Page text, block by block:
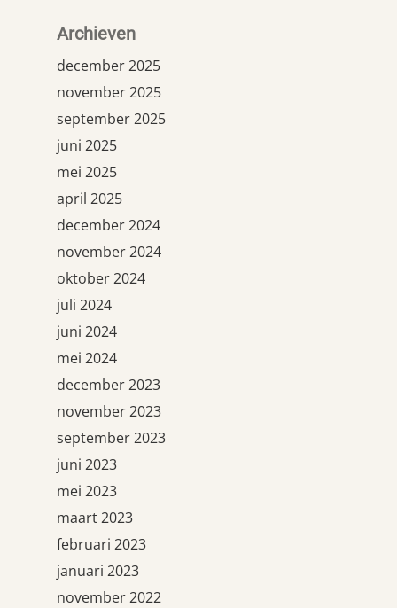
Archieven
december 2025
november 2025
september 2025
juni 2025
mei 2025
april 2025
december 2024
november 2024
oktober 2024
juli 2024
juni 2024
mei 2024
december 2023
november 2023
september 2023
juni 2023
mei 2023
maart 2023
februari 2023
januari 2023
november 2022